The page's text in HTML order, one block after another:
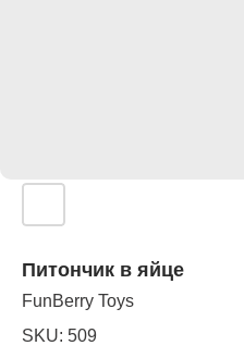
Питончик в яйце
FunBerry Toys
SKU: 509